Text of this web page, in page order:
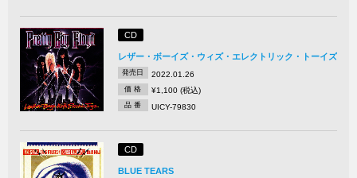
CD
レザー・ボーイズ・ウィズ・エレクトリック・トーイズ
発売日 2022.01.26
価 格 ¥1,100 (税込)
品 番 UICY-79830
CD
BLUE TEARS